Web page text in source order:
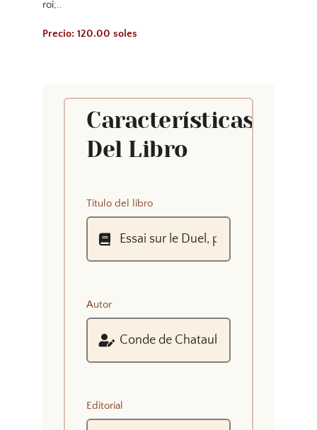
roi;..
Precio: 120.00 soles
Características
Del Libro
Título del libro
Autor
Editorial